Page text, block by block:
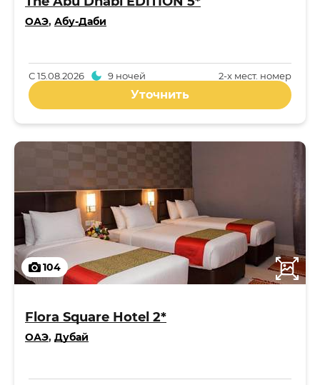
ОАЭ, Абу-Даби
2-x мест. номер
С15.08.2026 9 ночей
Уточнить
104
Flora Square Hotel 2*
ОАЭ, Дубай